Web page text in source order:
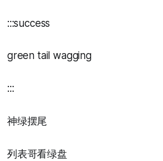
:::success
green tail wagging
:::
神绿摆尾
列表哥看绿盘